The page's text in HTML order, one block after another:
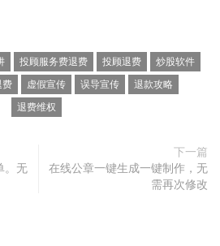
投顾服务费退费 投顾退费
炒股软件
费 虚假宣传 误导宣传
退款攻略
退费维权
。无
下一篇
在线公章一键生成一键制作，无
需再次修改